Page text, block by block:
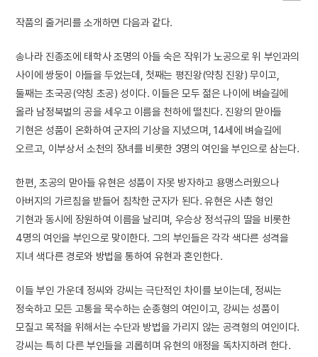
작품의 줄거리를 소개하면 다음과 같다.
송나라 진종조에 태학사 조명의 아들 숙은 작위가 노공으로 위 부인과의
사이에 쌍둥이 아들을 두었는데, 첫째는 평진왕(약칭 진왕) 무이고,
둘째는 초국공(약칭 초공) 성이다. 이들은 모두 젊은 나이에 벼슬길에
올라 남정북벌의 공을 세우고 이름을 천하에 떨친다. 진왕의 맏아들
기현은 성품이 온화하여 군자의 기상을 지녔으며, 14세에 벼슬길에
오르고, 이부상서 소천의 장녀를 비롯한 3명의 여인을 부인으로 삼는다.
한편, 초공의 맏아들 유현은 성품이 자못 방자하고 용맹스러웠으나
아버지의 가르침을 받들어 침착한 군자가 된다. 유현은 사촌 형인
기현과 동시에 장원하여 이름을 날리며, 우승상 정석규의 딸을 비롯한
4명의 여인을 부인으로 맞이한다. 그의 부인들은 각각 색다른 성격을
지녀 색다른 경로와 방법을 통하여 유현과 혼인한다.
이들 부인 가운데 정씨와 강씨는 극단적인 차이를 보이는데, 정씨는
정숙하고 모든 고통을 묵수하는 순종형의 여인이고, 강씨는 성품이
모질고 목적을 위해서는 수단과 방법을 가리지 않는 공격형의 여인이다.
강씨는 특히 다른 부인들을 괴롭히며 유현의 애정을 독차지하려 한다.